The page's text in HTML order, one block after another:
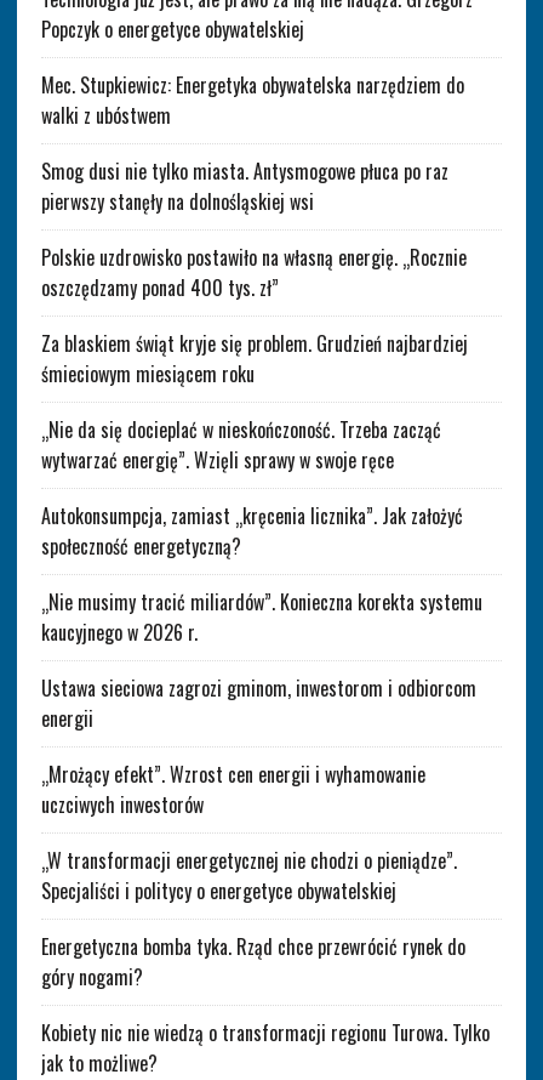
Popczyk o energetyce obywatelskiej
Mec. Stupkiewicz: Energetyka obywatelska narzędziem do
walki z ubóstwem
Smog dusi nie tylko miasta. Antysmogowe płuca po raz
pierwszy stanęły na dolnośląskiej wsi
Polskie uzdrowisko postawiło na własną energię. „Rocznie
oszczędzamy ponad 400 tys. zł”
Za blaskiem świąt kryje się problem. Grudzień najbardziej
śmieciowym miesiącem roku
„Nie da się docieplać w nieskończoność. Trzeba zacząć
wytwarzać energię”. Wzięli sprawy w swoje ręce
Autokonsumpcja, zamiast „kręcenia licznika”. Jak założyć
społeczność energetyczną?
„Nie musimy tracić miliardów”. Konieczna korekta systemu
kaucyjnego w 2026 r.
Ustawa sieciowa zagrozi gminom, inwestorom i odbiorcom
energii
„Mrożący efekt”. Wzrost cen energii i wyhamowanie
uczciwych inwestorów
„W transformacji energetycznej nie chodzi o pieniądze”.
Specjaliści i politycy o energetyce obywatelskiej
Energetyczna bomba tyka. Rząd chce przewrócić rynek do
góry nogami?
Kobiety nic nie wiedzą o transformacji regionu Turowa. Tylko
jak to możliwe?